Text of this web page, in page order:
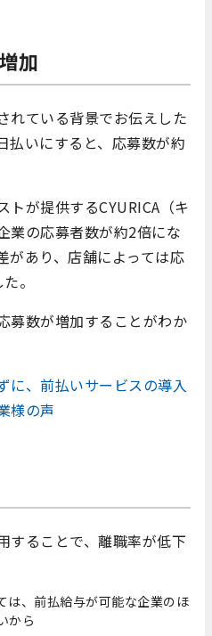
加
れている背景でお伝えした
払いにすると、応募数が約
が提供するCYURICA（キ
業の応募者数が約2倍にな
があり、店舗によっては応
。
募数が増加することがわか
に、前払いサービスの導入
様の声
することで、離職率が低下
は、前払給与が可能な企業のほ
から